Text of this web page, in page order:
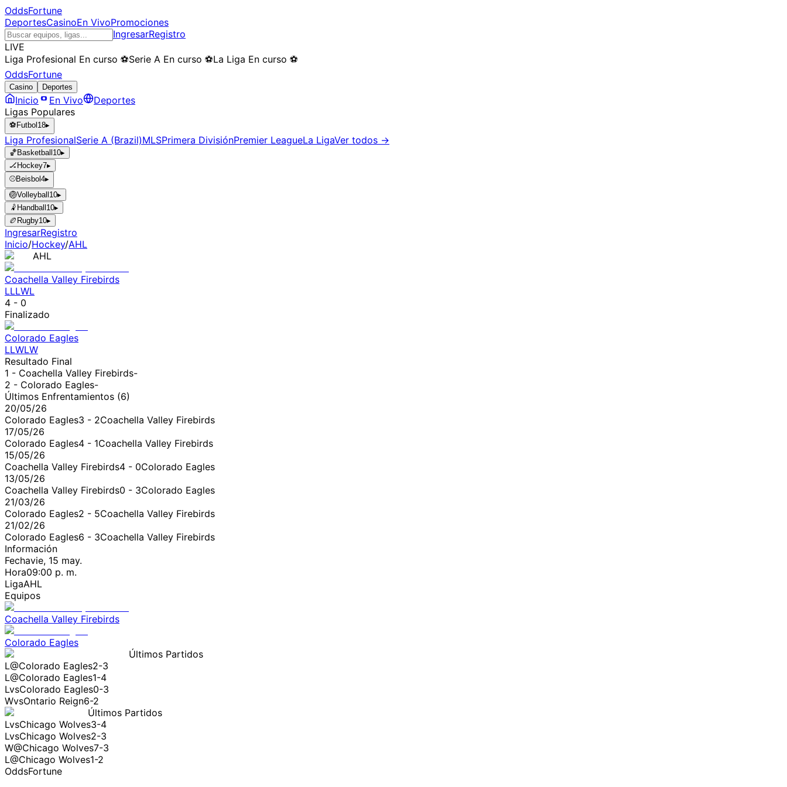
OddsFortune
DeportesCasinoEn VivoPromociones
IngresarRegistro
LIVE
Liga Profesional En curso ⚽Serie A En curso ⚽La Liga En curso ⚽
OddsFortune
Casino Deportes
Inicio En Vivo
Deportes
Ligas Populares
⚽ Futbol 18▸
Liga ProfesionalSerie A (Brazil)MLSPrimera DivisiónPremier LeagueLa LigaVer todos →
🏀 Basketball 10▸
🏒 Hockey7▸
⚾Beisbol 4▸
🏐Volleyball 10▸
🤾 Handball 10▸
🏉 Rugby10▸
IngresarRegistro
Inicio/Hockey/AHL
AHL
Coachella Valley Firebirds
LLLWL
4 - 0
Finalizado
Colorado Eagles
LLWLW
Resultado Final
1 - Coachella Valley Firebirds-
2 - Colorado Eagles-
Últimos Enfrentamientos (6)
20/05/26
Colorado Eagles3 - 2Coachella Valley Firebirds
17/05/26
Colorado Eagles4 - 1Coachella Valley Firebirds
15/05/26
Coachella Valley Firebirds4 - 0Colorado Eagles
13/05/26
Coachella Valley Firebirds0 - 3Colorado Eagles
21/03/26
Colorado Eagles2 - 5Coachella Valley Firebirds
21/02/26
Colorado Eagles6 - 3Coachella Valley Firebirds
Información
Fechavie, 15 may.
Hora09:00 p. m.
LigaAHL
Equipos
Coachella Valley Firebirds
Colorado Eagles
Últimos Partidos
L@Colorado Eagles2-3
L@Colorado Eagles1-4
LvsColorado Eagles0-3
WvsOntario Reign6-2
Últimos Partidos
LvsChicago Wolves3-4
LvsChicago Wolves2-3
W@Chicago Wolves7-3
L@Chicago Wolves1-2
OddsFortune